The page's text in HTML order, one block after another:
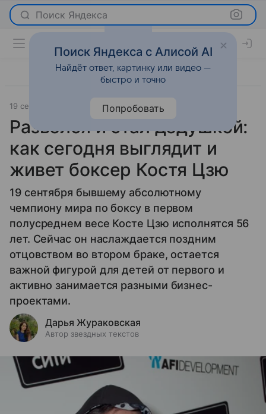
Поиск Яндекса
19 сентября 2025 История успеха
Развелся и стал дедушкой:
как сегодня выглядит и
живет боксер Костя Цзю
19 сентября бывшему абсолютному
чемпиону мира по боксу в первом
полусреднем весе Косте Цзю исполнятся 56
лет. Сейчас он наслаждается поздним
отцовством во втором браке, остается
важной фигурой для детей от первого и
активно занимается разными бизнес-
проектами.
Дарья Жураковская
Автор звездных текстов
Поиск Яндекса с Алисой AI
Найдёт ответ, картинку или видео —
быстро и точно
Попробовать